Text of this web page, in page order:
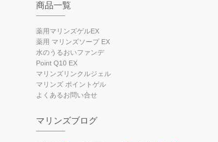
商品一覧
薬用マリンズゲルEX
薬用 マリンズソープ EX
水のうるおいファンデ
Point Q10 EX
マリンズリンクルジェル
マリンズ ポイントゲル
よくあるお問い合せ
マリンズブログ